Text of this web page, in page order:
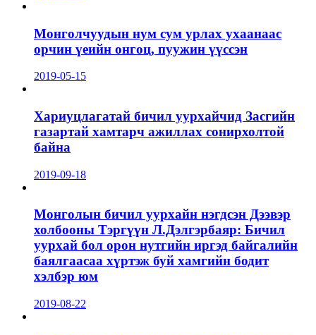
Монголчуудын нум сум урлах ухаанаас
орчин үеийн онгоц, пуужин үүссэн
2019-05-15
Хариуцлагатай бичил уурхайчид Засгийн
газартай хамтарч ажиллах сонирхолтой
байна
2019-09-18
Монголын бичил уурхайн нэгдсэн Дээвэр
холбооны Тэргүүн Л.Дэлгэрбаяр: Бичил
уурхай бол орон нутгийн иргэд байгалийн
баялгаасаа хүртэж буй хамгийн бодит
хэлбэр юм
2019-08-22